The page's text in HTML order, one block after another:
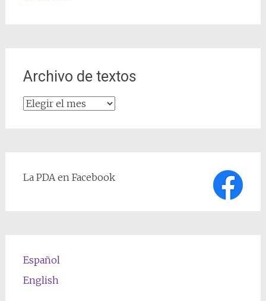
Archivo de textos
Archivo
La PDA en Facebook
Español
English